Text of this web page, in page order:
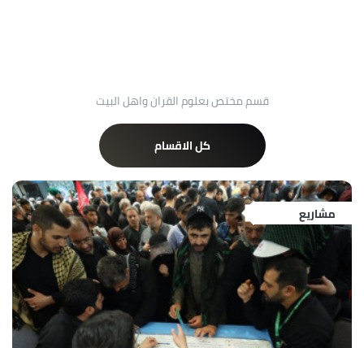
قسم مختص بعلوم القران واهل البيت
كل الاقسام
مشاريع